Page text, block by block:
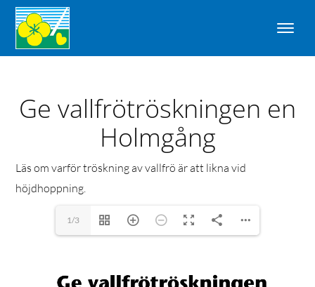
Ge vallfrötröskningen en
Holmgång
Läs om varför tröskning av vallfrö är att likna vid
höjdhoppning.
1/3